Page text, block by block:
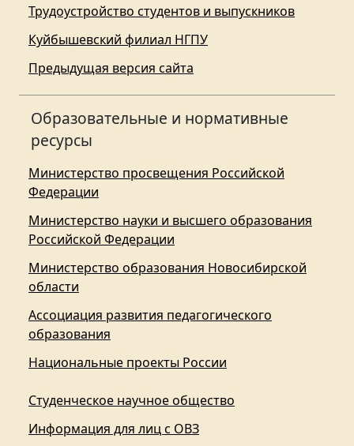
Трудоустройство студентов и выпускников
Куйбышевский филиал НГПУ
Предыдущая версия сайта
Образовательные и нормативные
ресурсы
Министерство просвещения Российской
Федерации
Министерство науки и высшего образования
Российской Федерации
Министерство образования Новосибирской
области
Ассоциация развития педагогического
образования
Национальные проекты России
Студенческое научное общество
Информация для лиц с ОВЗ